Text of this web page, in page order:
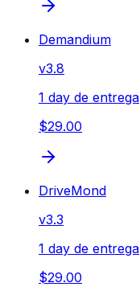
Demandium
v3.8
1 day de entrega
$29.00
DriveMond
v3.3
1 day de entrega
$29.00